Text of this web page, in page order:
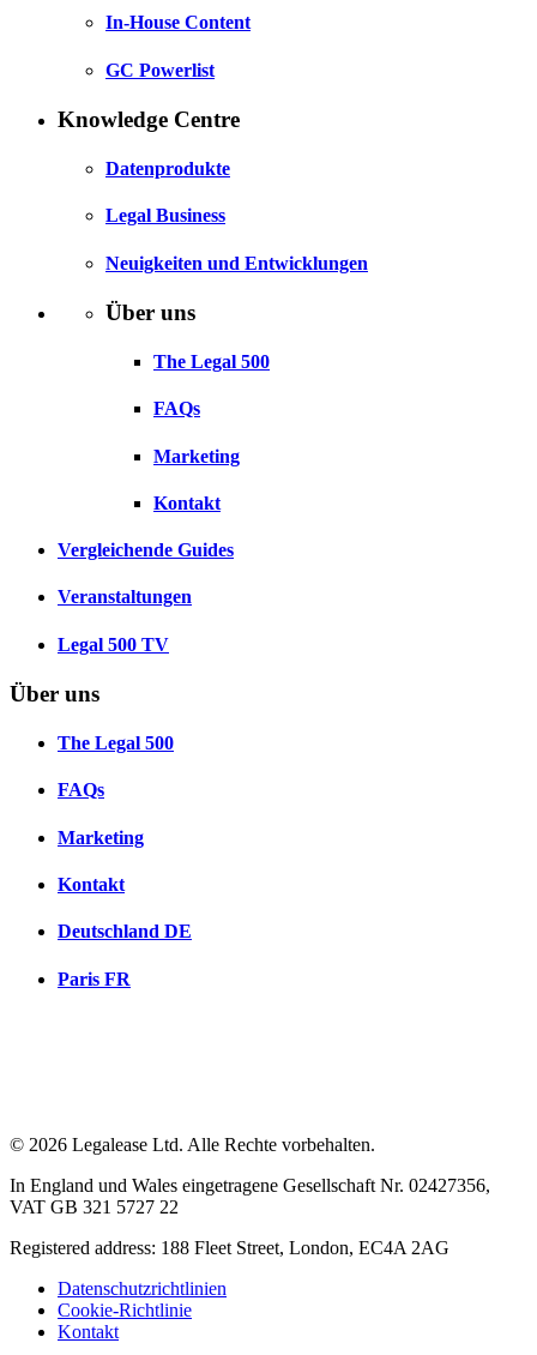
In-House Content
GC Powerlist
Knowledge Centre
Datenprodukte
Legal Business
Neuigkeiten und Entwicklungen
Über uns
The Legal 500
FAQs
Marketing
Kontakt
Vergleichende Guides
Veranstaltungen
Legal 500 TV
Über uns
The Legal 500
FAQs
Marketing
Kontakt
Deutschland DE
Paris FR
© 2026 Legalease Ltd. Alle Rechte vorbehalten.
In England und Wales eingetragene Gesellschaft Nr. 02427356,
VAT GB 321 5727 22
Registered address: 188 Fleet Street, London, EC4A 2AG
Datenschutzrichtlinien
Cookie-Richtlinie
Kontakt